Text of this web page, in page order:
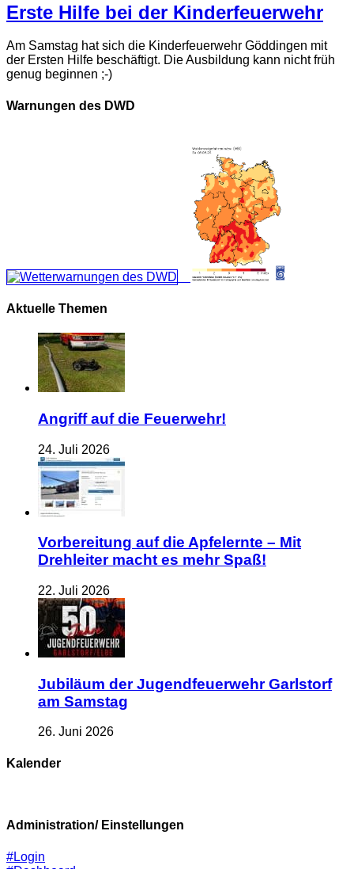
Erste Hilfe bei der Kinderfeuerwehr
Am Samstag hat sich die Kinderfeuerwehr Göddingen mit
der Ersten Hilfe beschäftigt. Die Ausbildung kann nicht früh
genug beginnen ;-)
Warnungen des DWD
Aktuelle Themen
Angriff auf die Feuerwehr!
24. Juli 2026
Vorbereitung auf die Apfelernte – Mit
Drehleiter macht es mehr Spaß!
22. Juli 2026
Jubiläum der Jugendfeuerwehr Garlstorf
am Samstag
26. Juni 2026
Kalender
Administration/ Einstellungen
#Login